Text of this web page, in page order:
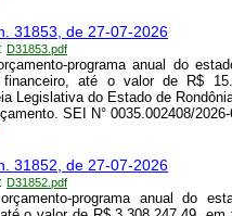
31853, de 27-07-2026
D31853.pdf
programa anual do
financeiro, até o valor de R$
Legislativa do Estado de
SEI N° 0035.002408/
31852, de 27-07-2026
D31852.pdf
programa anual do